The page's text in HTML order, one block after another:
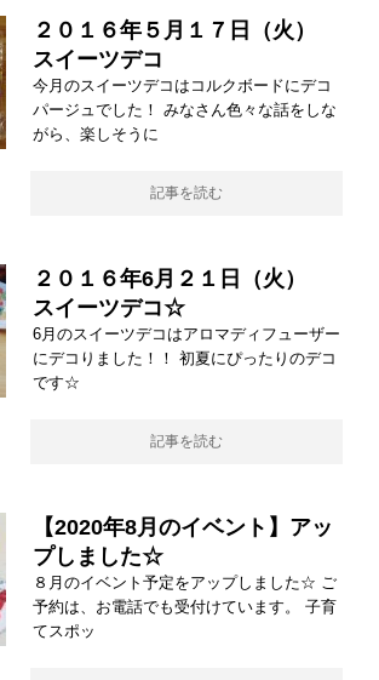
２０１６年５月１７日（火）
スイーツデコ
今月のスイーツデコはコルクボードにデコ
パージュでした！ みなさん色々な話をしな
がら、楽しそうに
記事を読む
２０１６年6月２１日（火）
スイーツデコ☆
6月のスイーツデコはアロマディフューザー
にデコりました！！ 初夏にぴったりのデコ
です☆
記事を読む
【2020年8月のイベント】アッ
プしました☆
８月のイベント予定をアップしました☆ ご
予約は、お電話でも受付けています。 子育
てスポッ